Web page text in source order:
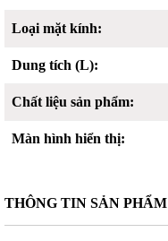
THÔNG TIN SẢN PHẨM
Loại mặt kính:
Dung tích (L):
Chất liệu sản phẩm:
Màn hình hiển thị: